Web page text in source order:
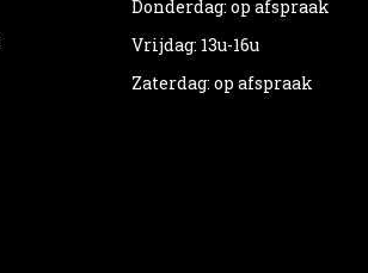
Donderdag: op afspraak
Vrijdag: 13u-16u
Zaterdag: op afspraak